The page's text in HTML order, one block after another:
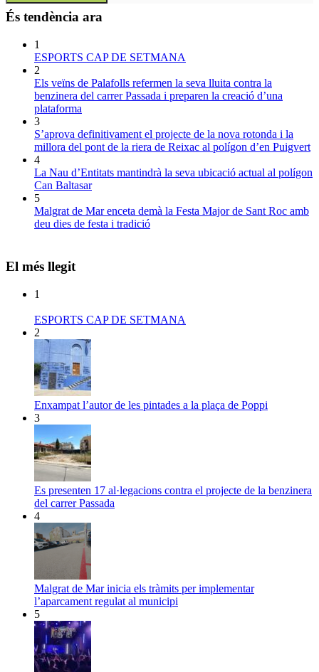
És tendència ara
1
ESPORTS CAP DE SETMANA
2
Els veïns de Palafolls refermen la seva lluita contra la
benzinera del carrer Passada i preparen la creació d’una
plataforma
3
S’aprova definitivament el projecte de la nova rotonda i la
millora del pont de la riera de Reixac al polígon d’en Puigvert
4
La Nau d’Entitats mantindrà la seva ubicació actual al polígon
Can Baltasar
5
Malgrat de Mar enceta demà la Festa Major de Sant Roc amb
deu dies de festa i tradició
El més llegit
1
ESPORTS CAP DE SETMANA
2
Enxampat l’autor de les pintades a la plaça de Poppi
3
Es presenten 17 al·legacions contra el projecte de la benzinera
del carrer Passada
4
Malgrat de Mar inicia els tràmits per implementar
l’aparcament regulat al municipi
5